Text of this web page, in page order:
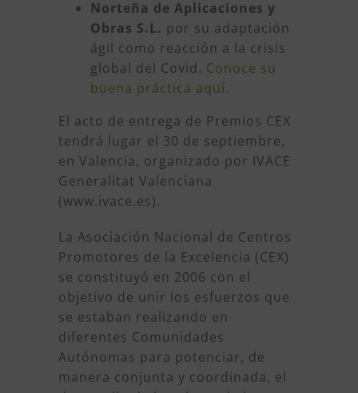
Norteña de Aplicaciones y
Obras S.L. por su adaptación
ágil como reacción a la crisis
global del Covid. Conoce su
buena práctica aquí.
El acto de entrega de Premios CEX
tendrá lugar el 30 de septiembre,
en Valencia, organizado por IVACE
Generalitat Valenciana
(www.ivace.es).
La Asociación Nacional de Centros
Promotores de la Excelencia (CEX)
se constituyó en 2006 con el
objetivo de unir los esfuerzos que
se estaban realizando en
diferentes Comunidades
Autónomas para potenciar, de
manera conjunta y coordinada, el